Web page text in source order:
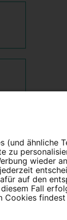
(und ähnliche
zu
wieder
auf den
Fall
Cookies